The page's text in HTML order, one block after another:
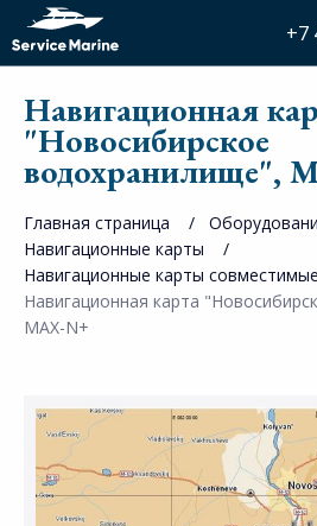
+7
Навигационная
"Новосибирское
водохранилище",
Главная страница
Навигационные карты
Навигационные карты
Навигационная карта
MAX-N+